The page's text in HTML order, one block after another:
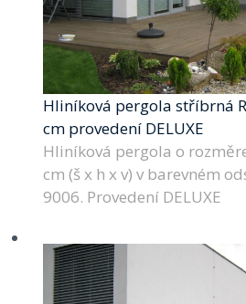
Hliníková pergola stříbrná
cm provedení DELUXE
Hliníková pergola o
cm (š x h x v) v barevném
9006. Provedení DELUXE